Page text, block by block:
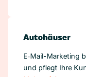
Autohäuser
E‑Mail-Marketing
und pflegt Ihre